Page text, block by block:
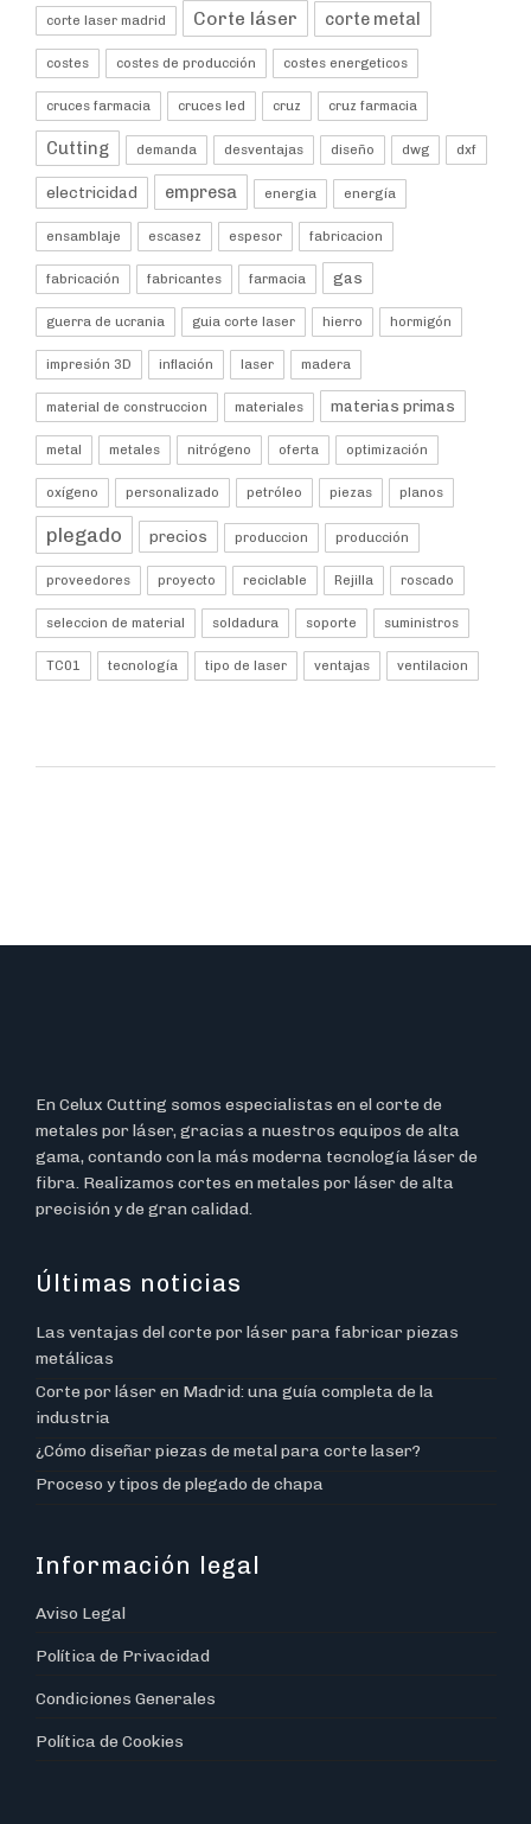
corte laser madrid Corte láser corte metal
costes costes de producción costes energeticos
cruces farmacia cruces led cruz cruz farmacia
Cutting demanda desventajas diseño dwg dxf
electricidad empresa energia energía
ensamblaje escasez espesor fabricacion
fabricación fabricantes farmacia gas
guerra de ucrania guia corte laser hierro hormigón
impresión 3D inflación laser madera
material de construccion materiales materias primas
metal metales nitrógeno oferta optimización
oxígeno personalizado petróleo piezas planos
plegado precios produccion producción
proveedores proyecto reciclable Rejilla roscado
seleccion de material soldadura soporte suministros
TC01 tecnología tipo de laser ventajas ventilacion
En Celux Cutting somos especialistas en el corte de
metales por láser, gracias a nuestros equipos de alta
gama, contando con la más moderna tecnología láser de
fibra. Realizamos cortes en metales por láser de alta
precisión y de gran calidad.
Últimas noticias
Las ventajas del corte por láser para fabricar piezas
metálicas
Corte por láser en Madrid: una guía completa de la
industria
¿Cómo diseñar piezas de metal para corte laser?
Proceso y tipos de plegado de chapa
Información legal
Aviso Legal
Política de Privacidad
Condiciones Generales
Política de Cookies